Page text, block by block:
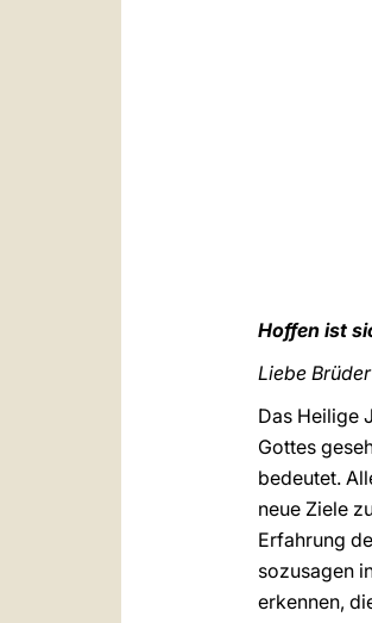
Hoffen ist
Liebe
Das Heilige
Gottes
bedeutet.
neue Ziele
Erfahrung
sozusagen
erkennen,